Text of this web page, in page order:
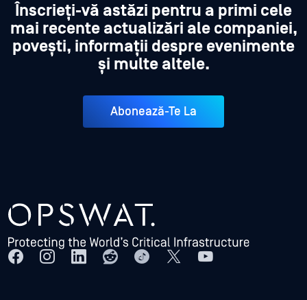
Înscrieți-vă astăzi pentru a primi cele
mai recente actualizări ale companiei,
povești, informații despre evenimente
și multe altele.
Abonează-Te La